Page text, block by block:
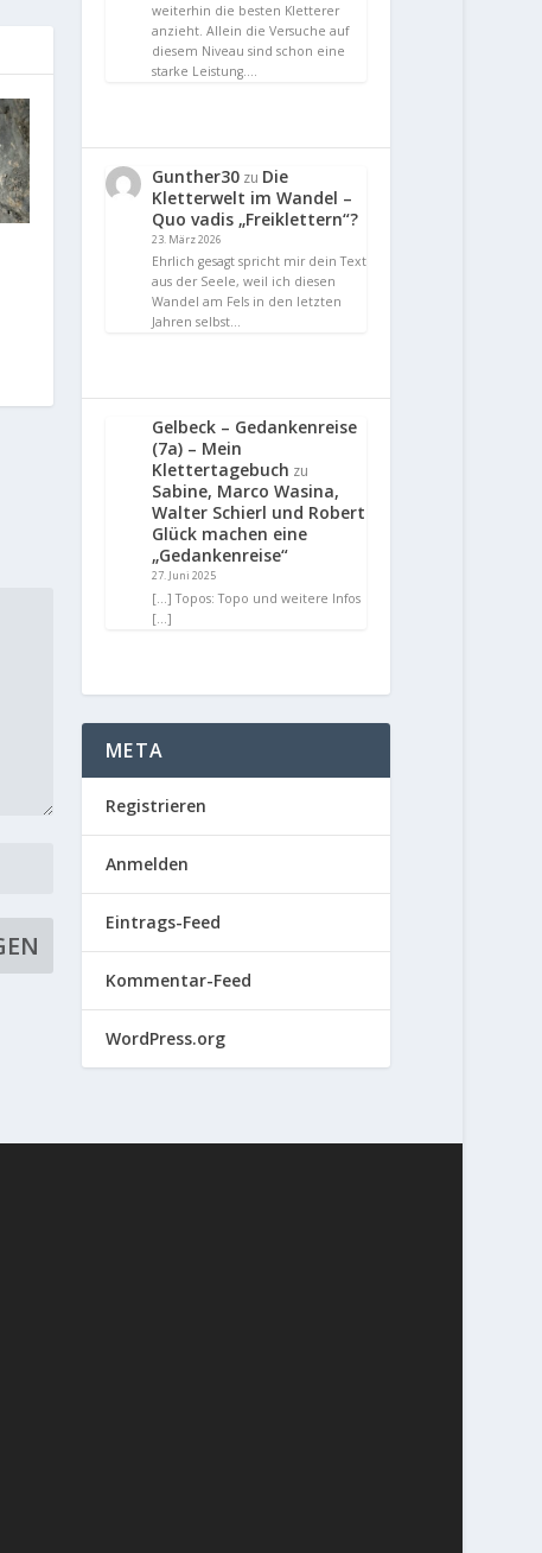
weiterhin die besten Kletterer
anzieht. Allein die Versuche auf
diesem Niveau sind schon eine
starke Leistung.…
Gunther30 zu Die
Kletterwelt im Wandel –
Quo vadis „Freiklettern“?
23. März 2026
Ehrlich gesagt spricht mir dein Text
aus der Seele, weil ich diesen
Wandel am Fels in den letzten
Jahren selbst…
Gelbeck – Gedankenreise
(7a) – Mein
Klettertagebuch zu
Sabine, Marco Wasina,
Walter Schierl und Robert
Glück machen eine
„Gedankenreise“
27. Juni 2025
[…] Topos: Topo und weitere Infos
[…]
META
Registrieren
Anmelden
Eintrags-Feed
Kommentar-Feed
WordPress.org